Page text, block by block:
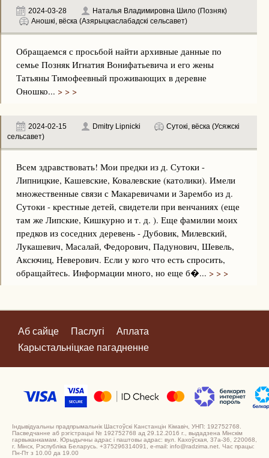
2024-03-28
Наталья Владимировна Шило (Позняк)
Аношкі, вёска (Азярыцкаслабадскі сельсавет)
Обращаемся с просьбой найти архивные данные по
семье Позняк Игнатия Вонифатьевича и его жены
Татьяны Тимофеевный проживающих в деревне
Оношко... > > >
2024-02-15 Dmitry Lipnicki
Сутокі, вёска (Усяжскі
сельсавет)
Всем здравствовать! Мои предки из д. Сутоки -
Липницкие, Кашевские, Ковалевские (католики). Имели
множественные связи с Макаревичами и Зарембо из д.
Сутоки - крестные детей, свидетели при венчаниях (еще
там же Липские, Кишкурно и т. д. ). Еще фамилии моих
предков из соседних деревень - Дубовик, Милевский,
Лукашевич, Масалай, Федорович, Падунович, Шевель,
Аксючиц, Неверович. Если у кого что есть спросить,
обращайтесь. Информации много, но еще б�... > > >
Аб сайце Паслугі
Аплата
Карыстальніцкае пагадненне
Індывідуальны прадпрымальнік Шастоўскі Канстанцін Кімавіч, УНП: 192752768.
Пасведчанне аб рэгістрацыі № 192752768 ад 29.12.2016 г., выдадзена Мінскім
гарвыканкамам. Юрыдычны адрас і паштовы адрас: вул. Кахоўская, 37а-36, 220068,
г. Мінск, Рэспубліка Беларусь. +375296314091, e-mail: info@radzima.net. Час працы:
Пн-Пт з 10.00 да 19.00